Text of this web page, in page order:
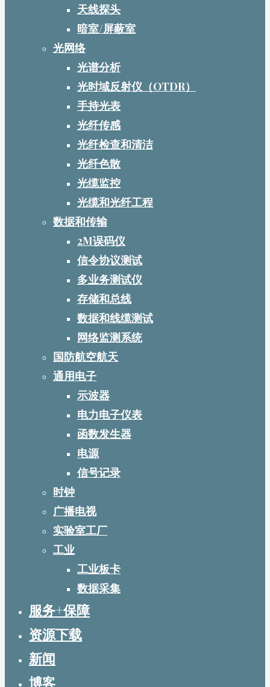
天线探头
暗室/屏蔽室
光网络
光谱分析
光时域反射仪（OTDR）
手持光表
光纤传感
光纤检查和清洁
光纤色散
光缆监控
光缆和光纤工程
数据和传输
2M误码仪
信令协议测试
多业务测试仪
存储和总线
数据和线缆测试
网络监测系统
国防航空航天
通用电子
示波器
电力电子仪表
函数发生器
电源
信号记录
时钟
广播电视
实验室工厂
工业
工业板卡
数据采集
服务+保障
资源下载
新闻
博客